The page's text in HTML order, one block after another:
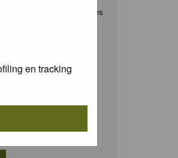
en tracking
leer en praat mee over alles
me